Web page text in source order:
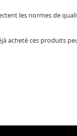
les normes de
acheté ces produits